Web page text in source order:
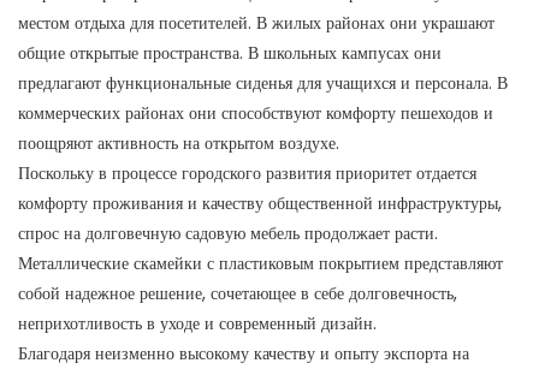
местом отдыха для посетителей. В жилых районах они украшают
общие открытые пространства. В школьных кампусах они
предлагают функциональные сиденья для учащихся и персонала. В
коммерческих районах они способствуют комфорту пешеходов и
поощряют активность на открытом воздухе.
Поскольку в процессе городского развития приоритет отдается
комфорту проживания и качеству общественной инфраструктуры,
спрос на долговечную садовую мебель продолжает расти.
Металлические скамейки с пластиковым покрытием представляют
собой надежное решение, сочетающее в себе долговечность,
неприхотливость в уходе и современный дизайн.
Благодаря неизменно высокому качеству и опыту экспорта на